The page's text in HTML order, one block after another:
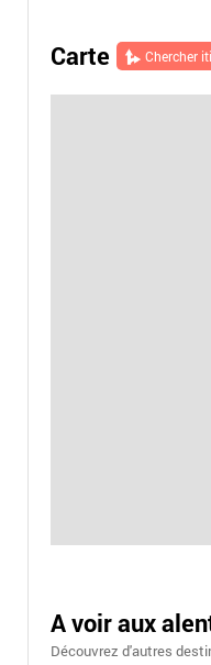
Carte Chercher
A voir aux
Découvrez d'autres